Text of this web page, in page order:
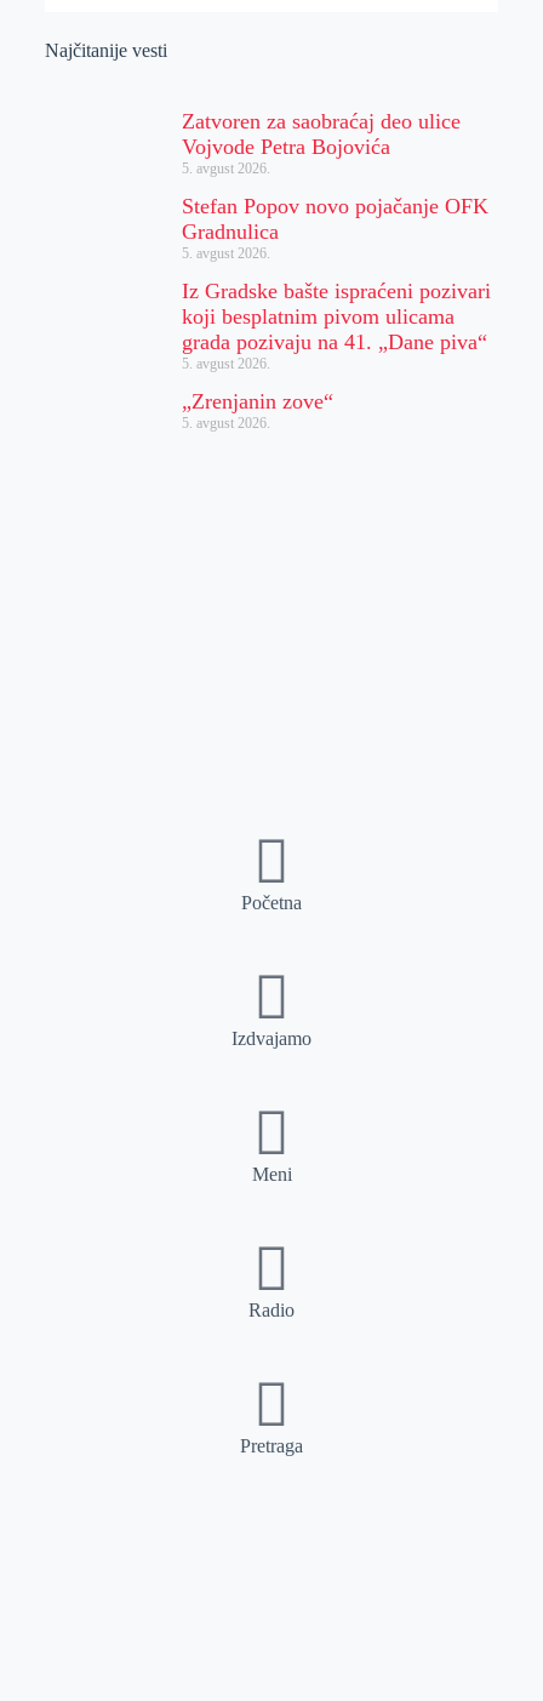
Najčitanije vesti
Zatvoren za saobraćaj deo ulice
Vojvode Petra Bojovića
5. avgust 2026.
Stefan Popov novo pojačanje OFK
Gradnulica
5. avgust 2026.
Iz Gradske bašte ispraćeni pozivari
koji besplatnim pivom ulicama
grada pozivaju na 41. „Dane piva“
5. avgust 2026.
„Zrenjanin zove“
5. avgust 2026.
Početna
Izdvajamo
Meni
Radio
Pretraga